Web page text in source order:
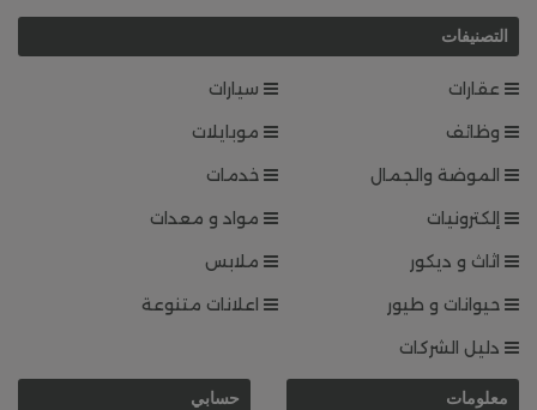
التصنيفات
عقارات
سيارات
وظائف
موبايلات
الموضة والجمال
خدمات
إلكترونيات
مواد و معدات
اثاث و ديكور
ملابس
حيوانات و طيور
اعلانات متنوعة
دليل الشركات
معلومات حسابي